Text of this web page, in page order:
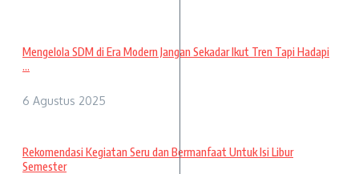
Mengelola SDM di Era Modern Jangan Sekadar Ikut Tren Tapi Hadapi
...
6 Agustus 2025
Rekomendasi Kegiatan Seru dan Bermanfaat Untuk Isi Libur
Semester